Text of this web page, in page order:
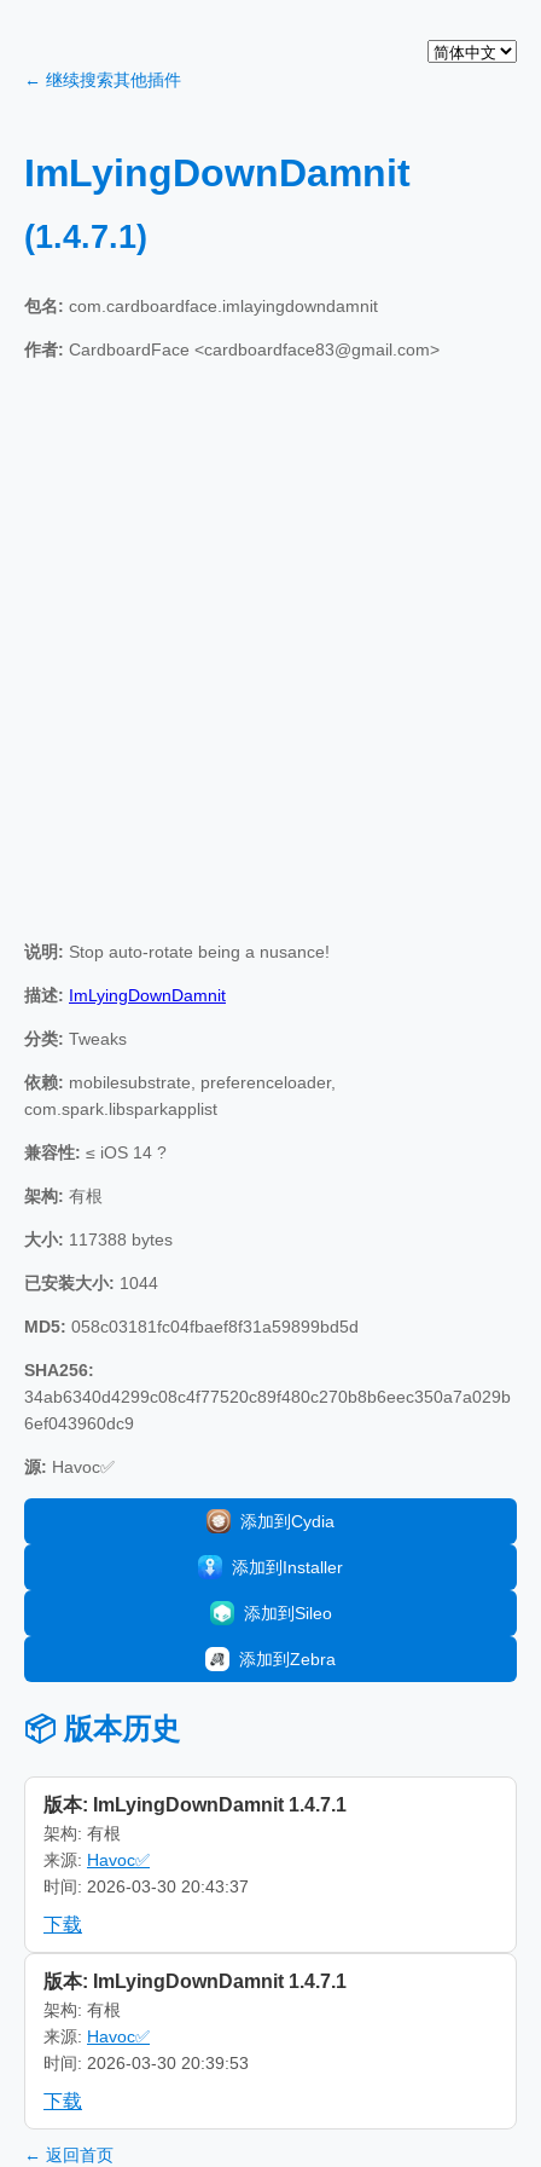
← 继续搜索其他插件
ImLyingDownDamnit
(1.4.7.1)
包名: com.cardboardface.imlayingdowndamnit
作者: CardboardFace <cardboardface83@gmail.com>
说明: Stop auto-rotate being a nusance!
描述: ImLyingDownDamnit
分类: Tweaks
依赖: mobilesubstrate, preferenceloader,
com.spark.libsparkapplist
兼容性: ≤ iOS 14 ?
架构: 有根
大小: 117388 bytes
已安装大小: 1044
MD5: 058c03181fc04fbaef8f31a59899bd5d
SHA256:
34ab6340d4299c08c4f77520c89f480c270b8b6eec350a7a029b
6ef043960dc9
源: Havoc✅
添加到Cydia
添加到Installer
添加到Sileo
添加到Zebra
📦 版本历史
版本: ImLyingDownDamnit 1.4.7.1
架构: 有根
来源: Havoc✅
时间: 2026-03-30 20:43:37
下载
版本: ImLyingDownDamnit 1.4.7.1
架构: 有根
来源: Havoc✅
时间: 2026-03-30 20:39:53
下载
← 返回首页